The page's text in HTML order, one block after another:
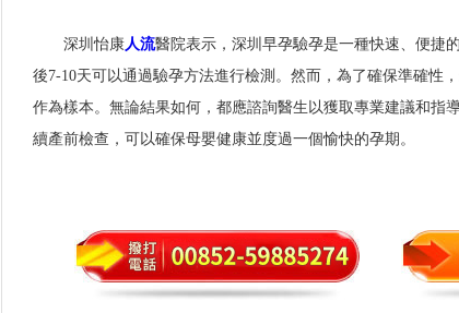
深圳怡康人流醫院表示，深圳早孕驗孕是一種快速、便捷
後7-10天可以通過驗孕方法進行檢測。然而，為了確保準確性
作為樣本。無論結果如何，都應諮詢醫生以獲取專業建議和指
續產前檢查，可以確保母嬰健康並度過一個愉快的孕期。